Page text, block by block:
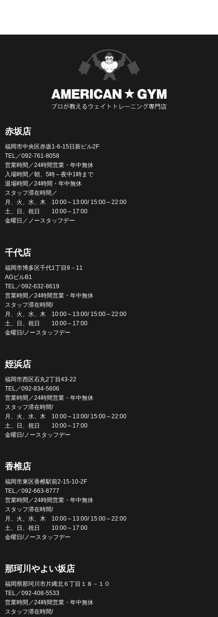
赤坂店
福岡市中央区赤坂1-6-15日新ビル2F
TEL／092-761-8058
営業時間／24時間営業・年中無休
入場時間／朝、5時～夜中1時まで
退場時間／24時間・年中無休
スタッフ滞在時間／
月、火、水、木 10:00～13:00/ 15:00～22:00
土、日、祝日 10:00～17:00
金曜日／ノースタッフデー
千代店
福岡市博多区千代1丁目9－11
AGビルB1
TEL／092-632-8619
営業時間／24時間営業・年中無休
スタッフ滞在時間/
月、火、水、木 10:00～13:00/ 15:00～22:00
土、日、祝日 10:00～17:00
金曜日/ノースタッフデー
姪浜店
福岡市西区石丸2丁目43-22
TEL／092-834-5606
営業時間／24時間営業・年中無休
スタッフ滞在時間/
月、火、水、木 10:00～13:00/ 15:00～22:00
土、日、祝日 10:00～17:00
金曜日/ノースタッフデー
香椎店
福岡市東区香椎駅前2-15-10-2F
TEL／092-663-8777
営業時間／24時間営業・年中無休
スタッフ滞在時間/
月、火、水、木 10:00～13:00/ 15:00～22:00
土、日、祝日 10:00～17:00
金曜日/ノースタッフデー
那珂川やよい坂店
福岡県那珂川市片縄北６丁目１８－１０
TEL／092-408-5533
営業時間／24時間営業・年中無休
スタッフ滞在時間/